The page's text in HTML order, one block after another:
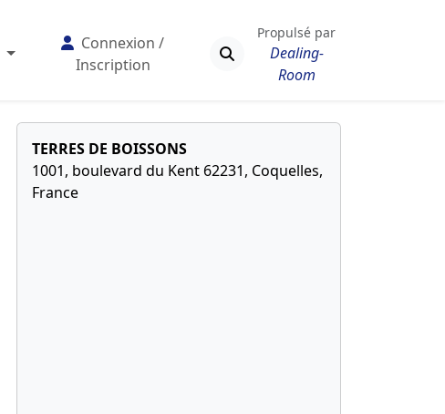
Connexion /
Inscription
Propulsé par
Dealing-
Room
TERRES DE BOISSONS
1001, boulevard du Kent 62231, Coquelles,
France